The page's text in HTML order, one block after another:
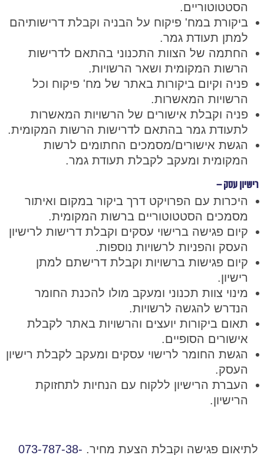
הסטטוטוריים.
ביקורת במח' פיקוח על הבניה וקבלת דרישותיהם
למתן תעודת גמר.
החתמה של הצוות התכנוני בהתאם לדרישות
הרשות המקומית ושאר הרשויות.
פניה וקיום ביקורות באתר של מח' פיקוח וכל
הרשויות המאשרות.
פניה וקבלת אישורים של הרשויות המאשרות
לתעודת גמר בהתאם לדרישות הרשות המקומית.
הגשת אישורים/מסמכים החתומים לרשות
המקומית ומעקב לקבלת תעודת גמר.
רישיון עסק –
היכרות עם הפרויקט דרך ביקור במקום ואיתור
מסמכים הסטטוטוריים ברשות המקומית.
קיום פגישה ברישוי עסקים וקבלת דרישות לרישיון
העסק והפניות לרשויות נוספות.
קיום פגישות ברשויות וקבלת דרישתם למתן
רישיון.
מינוי צוות תכנוני ומעקב מולו להכנת החומר
הנדרש להגשה לרשויות.
תאום ביקורות יועצים והרשויות באתר לקבלת
אישורים הסופיים.
הגשת החומר לרישוי עסקים ומעקב לקבלת רישיון
העסק.
העברת הרישיון ללקוח עם הנחיות לתחזוקת
הרישיון.
לתיאום פגישה וקבלת הצעת מחיר.073-787-38-